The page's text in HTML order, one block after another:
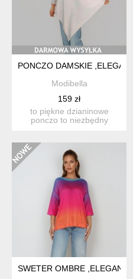
PONCZO DAMSKIE
Modibella
159 zł
to piękne dzianinowe
ponczo to niezbędny
SWETER OMBRE